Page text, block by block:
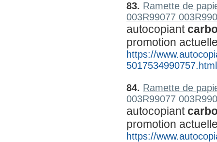
83. Ramette de
003R99077
autocopiant
promotion
https://
5017534990757.html
84. Ramette de
003R99077
autocopiant
promotion
https://